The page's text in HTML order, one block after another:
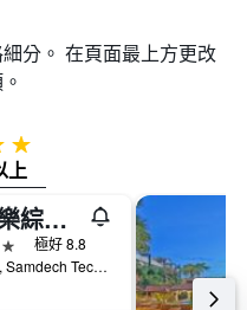
分。 在頁面最上方更改
級
上
金邊娛樂綜合大樓酒店
極好 8.8
NagaWorld, Samdech Techo Hun Sen Park, 金邊, 柬埔寨